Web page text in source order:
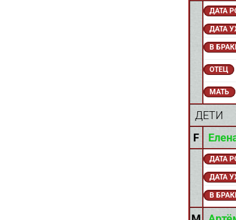
ДАТА
ДАТА
В
ОТЕЦ
МАТЬ
ДЕТИ
F
ДАТА
ДАТА
В